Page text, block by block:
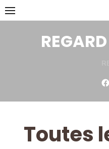
Skip
to
Toutes